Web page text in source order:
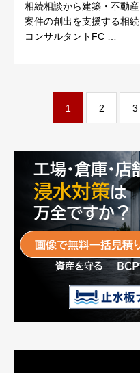
相続相談から建築・不動産
案件の創出を支援する相続
コンサルタントFC
式会社デザインライフ
1 2 3